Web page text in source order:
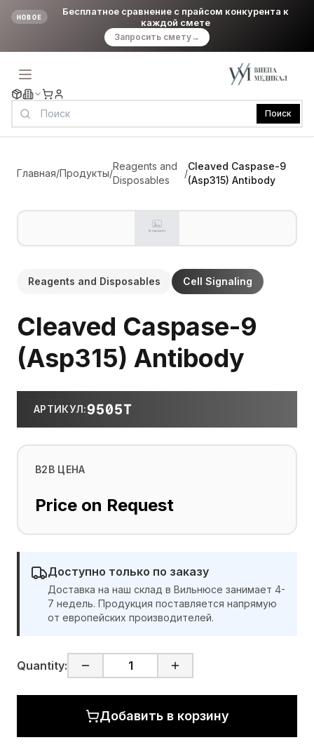
НОВОЕ
Бесплатное сравнение с прайсом конкурента к
каждой смете
Запросить смету→
Поиск
Главная/Продукты/
Reagents and
Disposables
/
Cleaved Caspase-9
(Asp315) Antibody
Reagents and Disposables Cell Signaling
Cleaved Caspase-9
(Asp315) Antibody
АРТИКУЛ:9505T
B2B ЦЕНА
Price on Request
Доступно только по заказу
Доставка на наш склад в Вильнюсе занимает 4-
7 недель. Продукция поставляется напрямую
от европейских производителей.
Quantity:
Добавить в корзину